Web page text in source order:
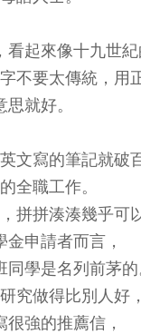
起來像十九世紀
不要太傳統，用
就好。
文寫的筆記就破
全職工作。
拼拼湊湊幾乎可
申請者而言，
學是名列前茅的
究做得比別人好，
強的推薦信，